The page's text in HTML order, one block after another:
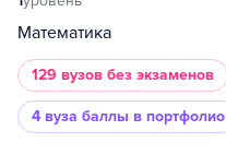
Математика
129 вузов без экзаменов
4 вуза баллы в портфолио